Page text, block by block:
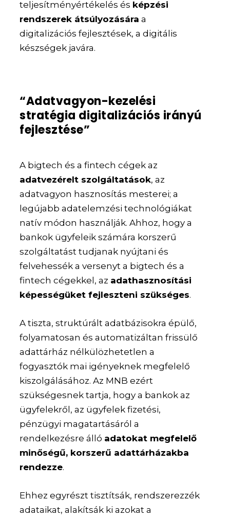
teljesítményértékelés és képzési
rendszerek átsúlyozására a
digitalizációs fejlesztések, a digitális
készségek javára.
“Adatvagyon-kezelési
stratégia digitalizációs irányú
fejlesztése”
A bigtech és a fintech cégek az
adatvezérelt szolgáltatások, az
adatvagyon hasznosítás mesterei; a
legújabb adatelemzési technológiákat
natív módon használják. Ahhoz, hogy a
bankok ügyfeleik számára korszerű
szolgáltatást tudjanak nyújtani és
felvehessék a versenyt a bigtech és a
fintech cégekkel, az adathasznosítási
képességüket fejleszteni szükséges.
A tiszta, struktúrált adatbázisokra épülő,
folyamatosan és automatizáltan frissülő
adattárház nélkülözhetetlen a
fogyasztók mai igényeknek megfelelő
kiszolgálásához. Az MNB ezért
szükségesnek tartja, hogy a bankok az
ügyfelekről, az ügyfelek fizetési,
pénzügyi magatartásáról a
rendelkezésre álló adatokat megfelelő
minőségű, korszerű adattárházakba
rendezze.
Ehhez egyrészt tisztítsák, rendszerezzék
adataikat, alakítsák ki azokat a